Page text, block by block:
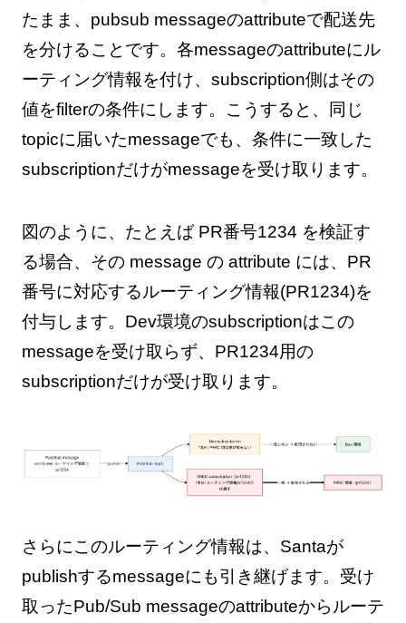
たまま、pubsub messageのattributeで配送先
を分けることです。各messageのattributeにル
ーティング情報を付け、subscription側はその
値をfilterの条件にします。こうすると、同じ
topicに届いたmessageでも、条件に一致した
subscriptionだけがmessageを受け取ります。
図のように、たとえば PR番号1234 を検証す
る場合、その message の attribute には、PR
番号に対応するルーティング情報(PR1234)を
付与します。Dev環境のsubscriptionはこの
messageを受け取らず、PR1234用の
subscriptionだけが受け取ります。
さらにこのルーティング情報は、Santaが
publishするmessageにも引き継げます。受け
取ったPub/Sub messageのattributeからルーテ